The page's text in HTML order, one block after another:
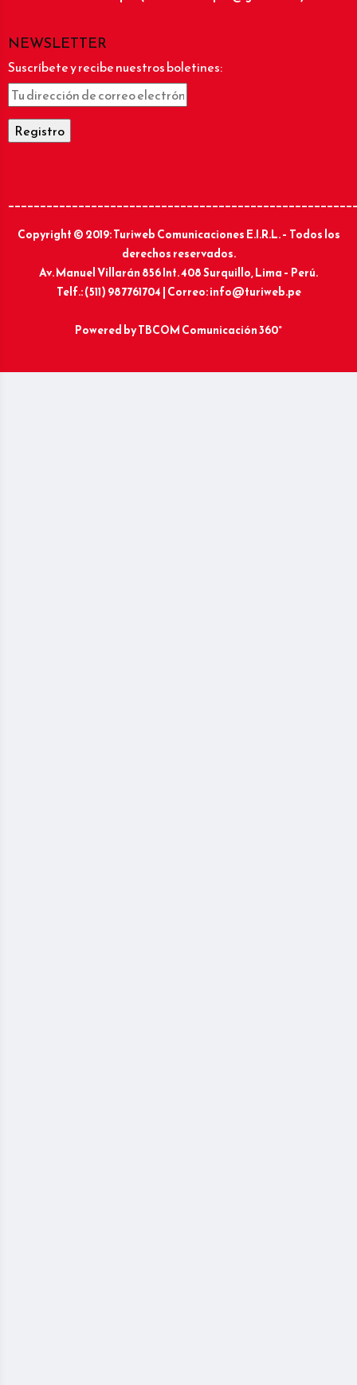
NEWSLETTER
Suscríbete y recibe nuestros boletines:
Copyright © 2019: Turiweb Comunicaciones E.I.R.L. – Todos los
derechos reservados.
Av. Manuel Villarán 856 Int. 408 Surquillo, Lima – Perú.
Telf.: (511) 987761704 | Correo: info@turiweb.pe
Powered byTBCOM Comunicación 360°